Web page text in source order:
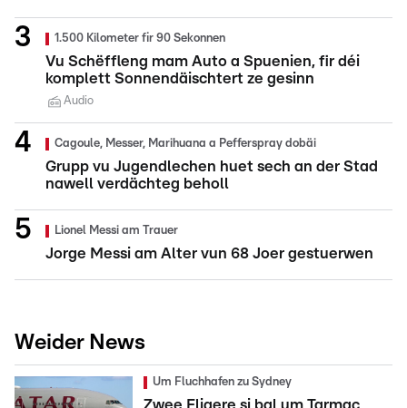
1.500 Kilometer fir 90 Sekonnen
Vu Schëffleng mam Auto a Spuenien, fir déi
komplett Sonnendäischtert ze gesinn
Audio
Cagoule, Messer, Marihuana a Pefferspray dobäi
Grupp vu Jugendlechen huet sech an der Stad
nawell verdächteg beholl
Lionel Messi am Trauer
Jorge Messi am Alter vun 68 Joer gestuerwen
Weider News
Um Fluchhafen zu Sydney
Zwee Fligere si bal um Tarmac